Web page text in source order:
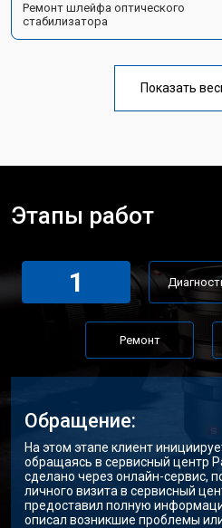
Ремонт шлейфа оптического
стабилизатора
Показать
Этапы работ
1
Ремонт
Обращение:
На этом этапе клиент
обращаясь в сервисный центр
сделано через онлайн-сервис,
личного визита в сервисный
предоставил полную
описал возникшие проблемы